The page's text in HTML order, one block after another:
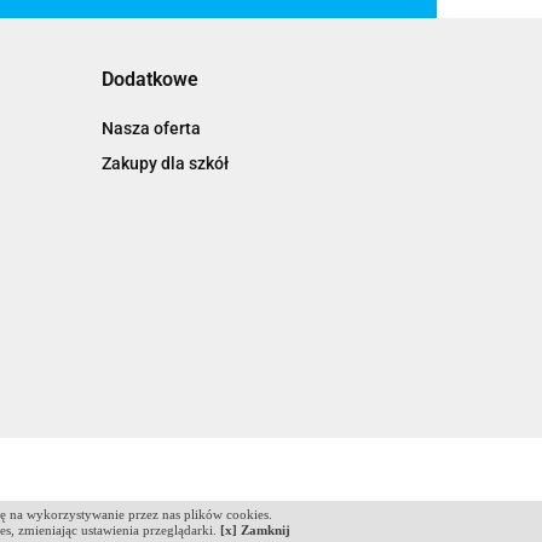
na wykorzystywanie przez nas plików cookies.
zmieniając ustawienia przeglądarki. [x] Zamknij
Dodatkowe
Nasza oferta
Zakupy dla szkół